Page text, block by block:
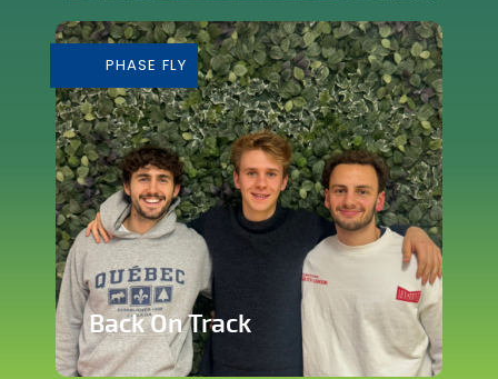
cœur de Silly
En savoir plus
PHASE FLY
Back On Track